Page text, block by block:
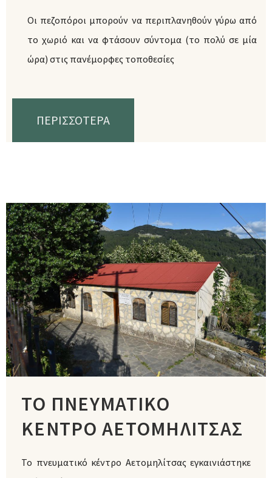
Οι πεζοπόροι μπορούν να περιπλανηθούν γύρω από
το χωριό και να φτάσουν σύντομα (το πολύ σε μία
ώρα) στις πανέμορφες τοποθεσίες
ΠΕΡΙΣΣΟΤΕΡΑ
ΤΟ ΠΝΕΥΜΑΤΙΚΟ
ΚΕΝΤΡΟ ΑΕΤΟΜΗΛΙΤΣΑΣ
Το πνευματικό κέντρο Αετομηλίτσας εγκαινιάστηκε